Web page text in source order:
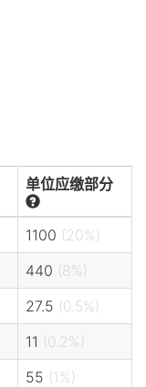
单位应缴部分
1100 (20%)
440 (8%)
27.5 (0.5%)
11 (0.2%)
55 (1%)